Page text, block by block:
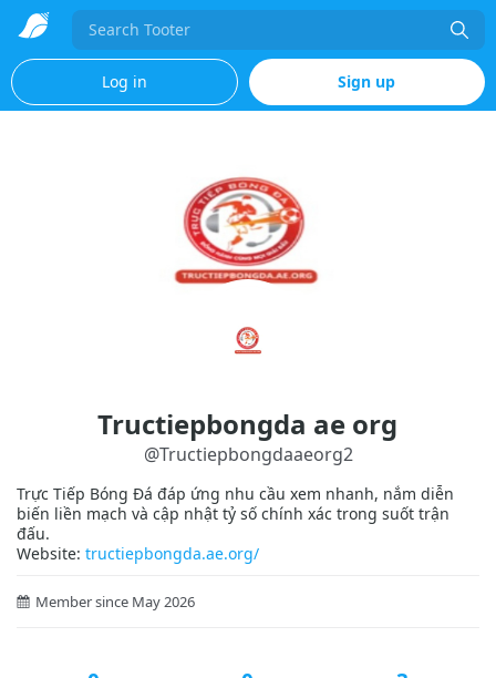
Search
Log in Sign up
Tructiepbongda ae org
@Tructiepbongdaaeorg2
Trực Tiếp Bóng Đá đáp ứng nhu cầu xem nhanh, nắm diễn
biến liền mạch và cập nhật tỷ số chính xác trong suốt trận
đấu.
Website: tructiepbongda.ae.org/
Member since May 2026